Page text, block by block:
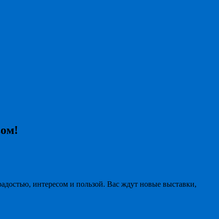
интересом и пользой. Вас ждут новые выставки,